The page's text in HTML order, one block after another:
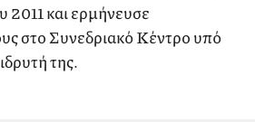
2011 και ερμήνευσε
στο Συνεδριακό Κέντρο υπό
της.